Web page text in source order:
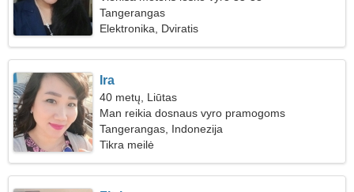
Tangerangas
Elektronika, Dviratis
Ira
40 metų, Liūtas
Man reikia dosnaus vyro pramogoms
Tangerangas, Indonezija
Tikra meilė